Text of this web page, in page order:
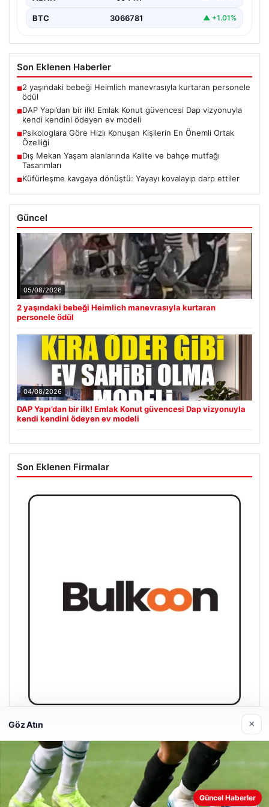
Son Eklenen Haberler
2 yaşındaki bebeği Heimlich manevrasıyla kurtaran personele
ödül
DAP Yapı’dan bir ilk! Emlak Konut güvencesi Dap vizyonuyla
kendi kendini ödeyen ev modeli
Psikologlara Göre Hızlı Konuşan Kişilerin En Önemli Ortak
Özelliği
Dış Mekan Yaşam alanlarında Kalite ve bahçe mutfağı
Tasarımları
■
Güncel
05/08/2026
2 yaşındaki bebeği Heimlich manevrasıyla kurtaran
04/08/2026
DAP Yapı’dan bir ilk! Emlak Konut güvencesi Dap vizyonuyla
Son Eklenen Firmalar
Bulkoon Toptan Ayakkabı
03/05/2026
Göz Atın ×
Güncel Haberler